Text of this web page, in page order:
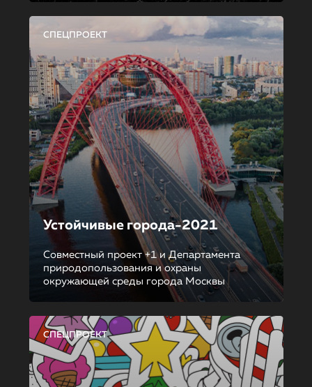
СПЕЦПРОЕКТ
Устойчивые города-2021
Совместный проект +1 и Департамента
природопользования и охраны
окружающей среды города Москвы
СПЕЦПРОЕКТ